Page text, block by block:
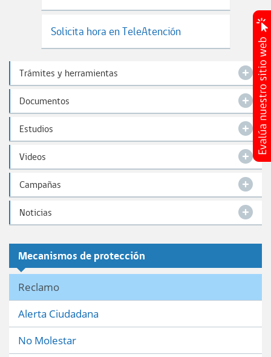
Solicita hora en TeleAtención
Trámites y herramientas
Documentos
Estudios
Videos
Campañas
Noticias
Mecanismos de protección
Reclamo
Alerta Ciudadana
No Molestar